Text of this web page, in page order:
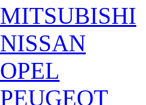
MITSUBISHI
NISSAN
OPEL
PEUGEOT